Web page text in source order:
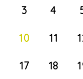
3 4
10 11
17 18